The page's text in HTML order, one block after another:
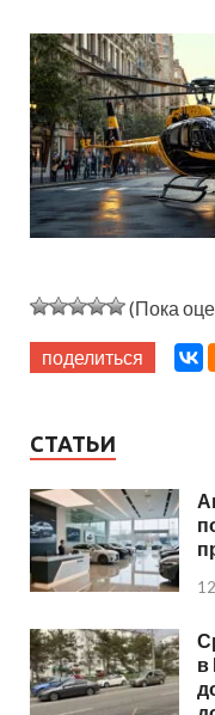
(Пока
поделиться
СТАТЬИ
в